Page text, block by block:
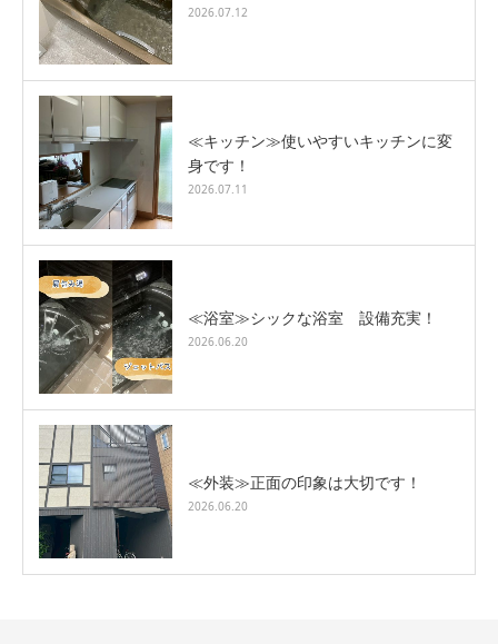
2026.07.12
≪キッチン≫使いやすいキッチンに変
身です！
2026.07.11
≪浴室≫シックな浴室 設備充実！
2026.06.20
≪外装≫正面の印象は大切です！
2026.06.20